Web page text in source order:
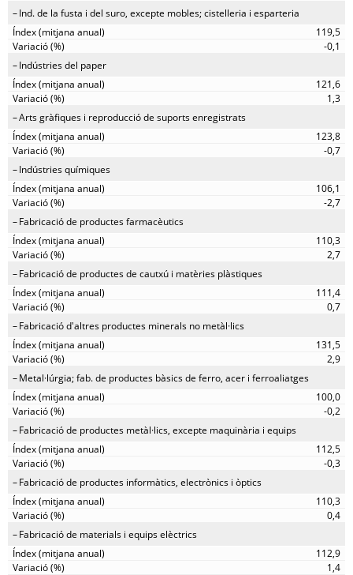
Ind. de la fusta i del suro, excepte mobles; cistelleria i esparteria
119,5
-0,1
Indústries del paper
121,6
1,3
Arts gràfiques i reproducció de suports enregistrats
123,8
-0,7
Indústries químiques
106,1
-2,7
Fabricació de productes farmacèutics
110,3
2,7
Fabricació de productes de cautxú i matèries plàstiques
111,4
0,7
Fabricació d'altres productes minerals no metàl·lics
131,5
2,9
Metal·lúrgia; fab. de productes bàsics de ferro, acer i ferroaliatges
100,0
-0,2
Fabricació de productes metàl·lics, excepte maquinària i equips
112,5
-0,3
Fabricació de productes informàtics, electrònics i òptics
110,3
0,4
Fabricació de materials i equips elèctrics
112,9
1,4